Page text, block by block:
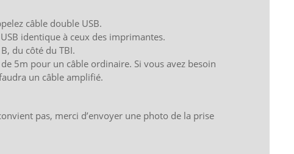
câble double USB.
identique à ceux des imprimantes.
du côté du TBI.
5m pour un câble ordinaire. Si vous avez besoin
un câble amplifié.
pas, merci d’envoyer une photo de la prise